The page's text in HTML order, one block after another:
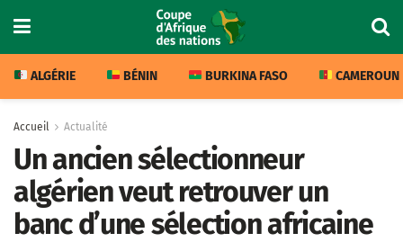
ALGÉRIE BÉNIN BURKINA FASO CAMEROUN
Accueil Actualité
Un ancien sélectionneur
algérien veut retrouver un
banc d’une sélection africaine